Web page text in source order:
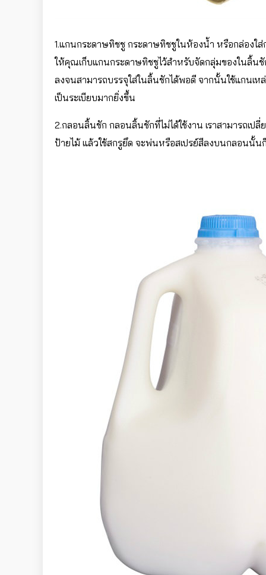
1.แกนกระดาษทิชชู กระดาษทิชชูในห้องน้ำ หรือกล่องใ
ให้คุณเก็บแกนกระดาษทิชชูไว้สำหรับจัดกลุ่มของในลิ้น
ลงจนสามารถบรรจุใส่ในลิ้นชักได้พอดี จากนั้นใช้แกนเ
เป็นระเบียบมากยิ่งขึ้น
2.กลอนลิ้นชัก กลอนลิ้นชักที่ไม่ได้ใช้งาน เราสามารถเ
ป้ายไม้ แล้วใช้สกรูยึด จะพ่นหรือสเปรย์สีลงบนกลอนนั้นก็